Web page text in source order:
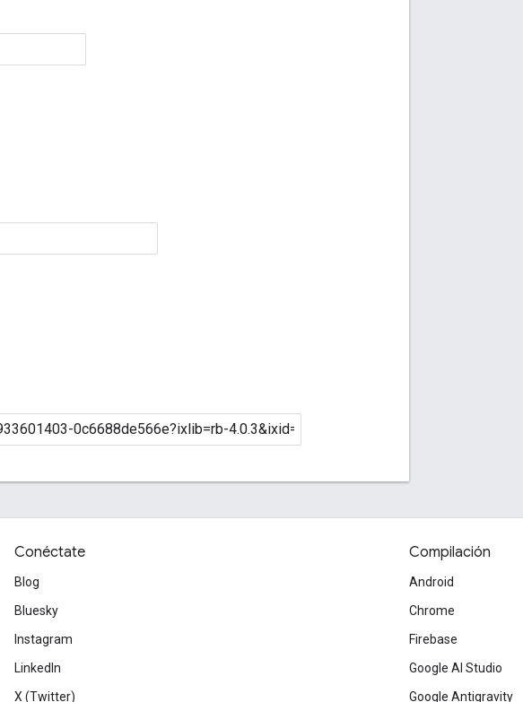
Conéctate
Blog
Bluesky
Instagram
LinkedIn
X (Twitter)
Compilación
Android
Chrome
Firebase
Google AI Studio
Google Antigravity